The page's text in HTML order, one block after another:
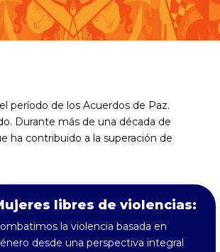
período de los Acuerdos de Paz.
Durante más de una década de
ha contribuido a la superación de
libres de violencias:
la violencia basada en
desde una perspectiva integral